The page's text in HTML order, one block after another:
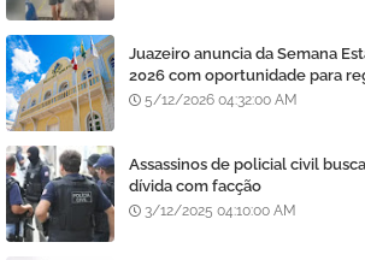
Juazeiro anuncia da Semana
2026 com oportunidade para
5/12/2026 04:32:00 AM
Assassinos de policial civil
dívida com facção
3/12/2025 04:10:00 AM